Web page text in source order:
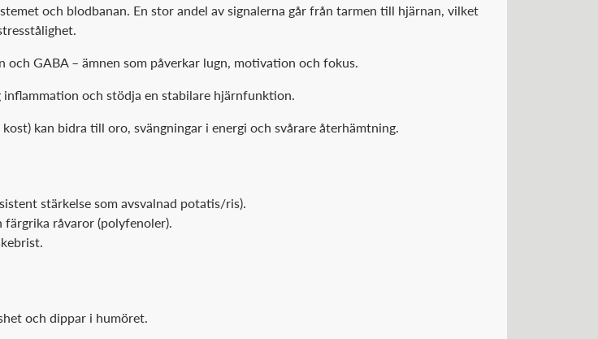
och blodbanan. En stor andel av signalerna går från tarmen till hjärnan, vilket
GABA – ämnen som påverkar lugn, motivation och fokus.
och stödja en stabilare hjärnfunktion.
kan bidra till oro, svängningar i energi och svårare återhämtning.
stärkelse som avsvalnad potatis/ris).
råvaror (polyfenoler).
och dippar i humöret.